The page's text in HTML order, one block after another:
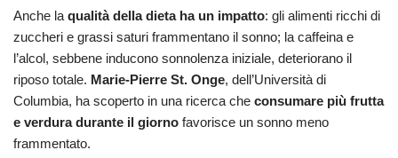
Anche la qualità della dieta ha un impatto: gli alimenti ricchi di
zuccheri e grassi saturi frammentano il sonno; la caffeina e
l’alcol, sebbene inducono sonnolenza iniziale, deteriorano il
riposo totale. Marie-Pierre St. Onge, dell’Università di
Columbia, ha scoperto in una ricerca che consumare più frutta
e verdura durante il giorno favorisce un sonno meno
frammentato.